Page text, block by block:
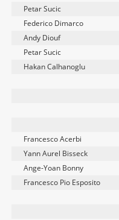
Petar Sucic
Federico Dimarco
Andy Diouf
Petar Sucic
Hakan Calhanoglu
Francesco Acerbi
Yann Aurel Bisseck
Ange-Yoan Bonny
Francesco Pio Esposito